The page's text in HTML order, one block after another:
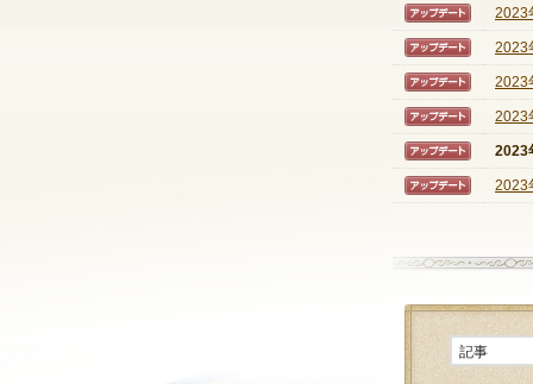
【ア
2023
【ア
2023
【ア
2023
【ア
2023
【ア
2023
【ア
2023